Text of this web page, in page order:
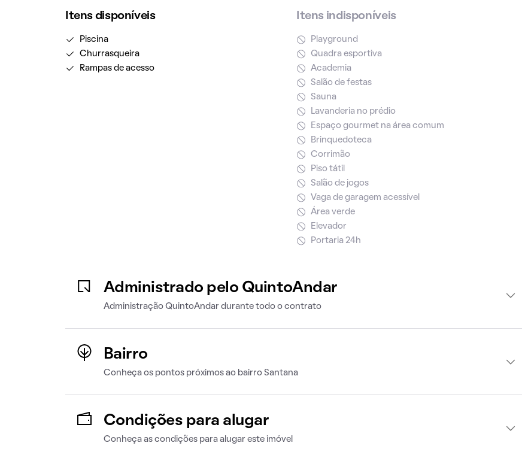
Itens disponíveis
Piscina
Churrasqueira
Rampas de acesso
Itens indisponíveis
Playground
Quadra esportiva
Academia
Salão de festas
Sauna
Lavanderia no prédio
Espaço gourmet na área comum
Brinquedoteca
Corrimão
Piso tátil
Salão de jogos
Vaga de garagem acessível
Área verde
Elevador
Portaria 24h
Administrado pelo QuintoAndar
Administração QuintoAndar durante todo o contrato
Bairro
Conheça os pontos próximos ao bairro Santana
Condições para alugar
Conheça as condições para alugar este imóvel